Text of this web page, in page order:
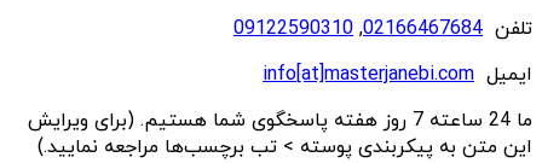
تلفن 02166467684
,
09122590310
ایمیل info[at]masterjanebi.com
ما 24 ساعته 7 روز هفته پاسخگوی شما هستیم. (برای ویرایش
این متن به پیکربندی پوسته > تب برچسب‌ها مراجعه نمایید.)